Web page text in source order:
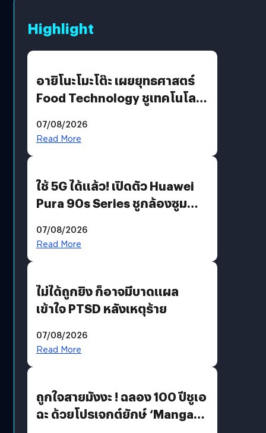
Highlight
อายิโนะโมะโต๊ะ เผยยุทธศาสตร์
Food Technology ชูเทคโนโลยี
บริโภคและ B2B
07/08/2026
Read More
ใช้ 5G ได้แล้ว! เปิดตัว Huawei
Pura 90s Series ชูกล้องซูม
07/08/2026
Read More
ไม่ได้ถูกยิง ก็อาจมีบาดแผล
เข้าใจ PTSD หลังเหตุร้าย
07/08/2026
Read More
ถูกใจสายมังงะ ! ฉลอง 100 ปีชูเอ
ฉะ ด้วยโปรเจกต์ยักษ์ ‘Manga